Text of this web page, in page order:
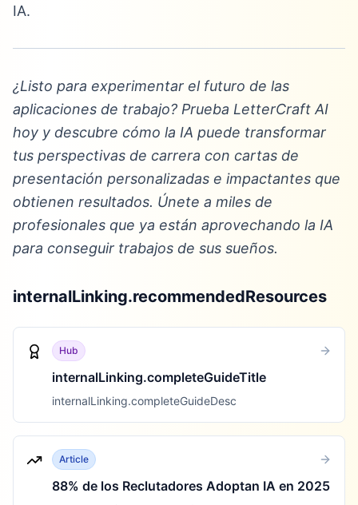
IA.
¿Listo para experimentar el futuro de las
aplicaciones de trabajo? Prueba LetterCraft AI
hoy y descubre cómo la IA puede transformar
tus perspectivas de carrera con cartas de
presentación personalizadas e impactantes que
obtienen resultados. Únete a miles de
profesionales que ya están aprovechando la IA
para conseguir trabajos de sus sueños.
internalLinking.recommendedResources
Hub
internalLinking.completeGuideTitle
internalLinking.completeGuideDesc
Article
88% de los Reclutadores Adoptan IA en 2025